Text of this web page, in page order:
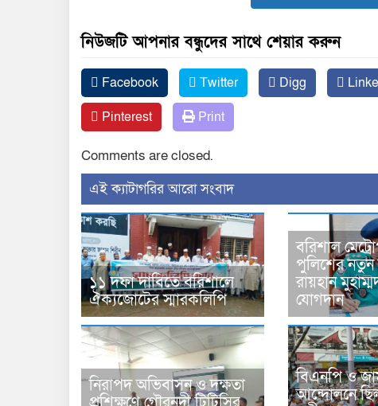
নিউজটি আপনার বন্ধুদের সাথে শেয়ার করুন
Facebook Twitter Digg
Pinterest
Print
Comments are closed.
‍এই ক্যাটাগরির ‍আরো সংবাদ
১১ দফা দাবিতে বরিশালে
ঐক্যজোটের স্মারকলিপি
বরিশাল
পুলিশের
রায়হান
যোগদান
নিরাপদ অভিবাসন ও দক্ষতা
বিএনপি ও
আন্দোলনে